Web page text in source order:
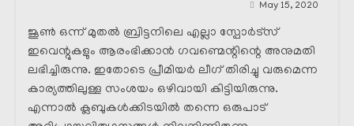
May 15, 2020
ജൂൺ ഒന്ന് മുതൽ ബ്രിട്ടനിലെ എല്ലാ സ്പോർട്സ്
ഇവെന്റുകളും ആരംഭിക്കാൻ ഗവണ്മെന്റിന്റെ അനുമതി
ലഭിച്ചിരുന്നു. ഇതോടെ പ്രീമിയർ ലീഗ് തിരിച്ചു വരുമെന്ന
കാര്യത്തിലുള്ള സംശയം ഒഴിവായി കിട്ടിയിരുന്നു.
എന്നാൽ ക്ലബുകൾക്കിടയിൽ തന്നെ ഒരുപാട്